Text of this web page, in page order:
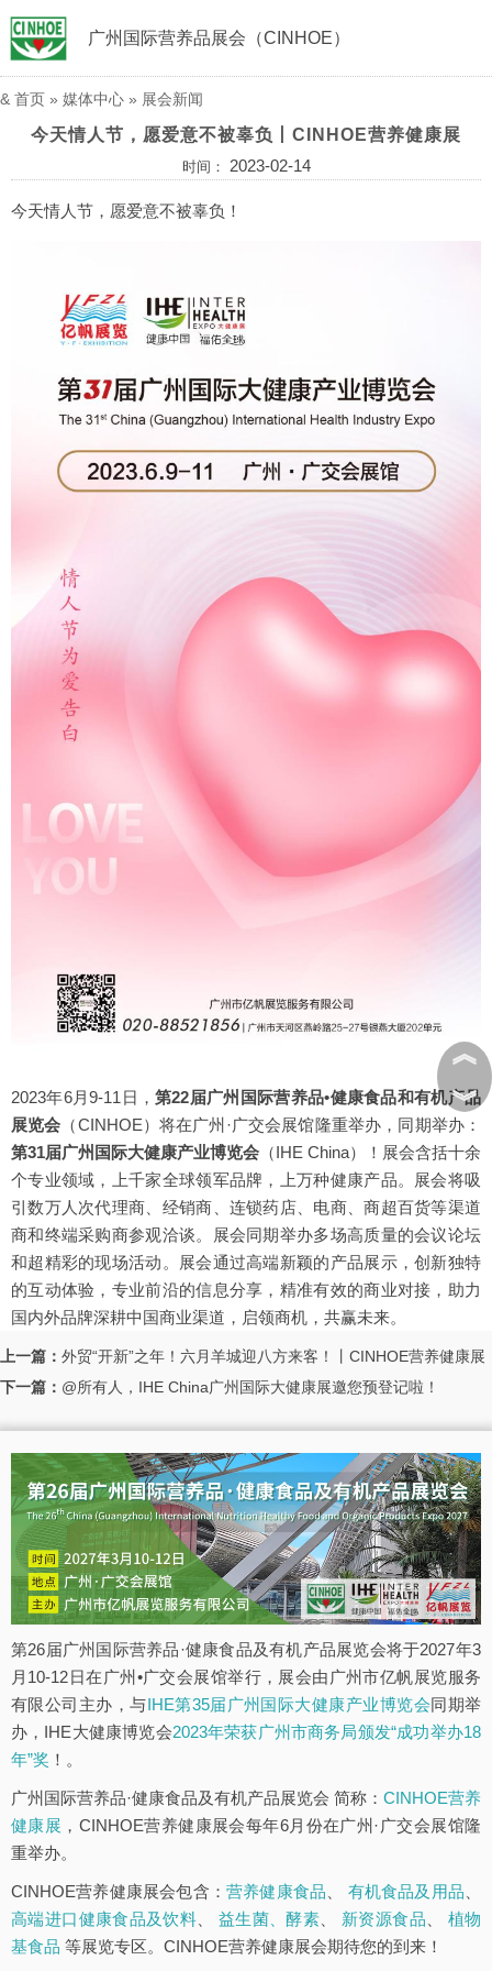
广州国际营养品展会（CINHOE）
& 首页 » 媒体中心 » 展会新闻
今天情人节，愿爱意不被辜负丨CINHOE营养健康展
时间： 2023-02-14
今天情人节，愿爱意不被辜负！
2023年6月9-11日，第22届广州国际营养品•健康食品和有机产品
展览会 （CINHOE） 将在广州·广交会展馆隆重举办，同期举办：
第31届广州国际大健康产业博览会 （IHE China）
！展会含括十余
个专业领域，上千家全球领军品牌，上万种健康产品。展会将吸
引数万人次代理商、经销商、连锁药店、电商、商超百货等渠道
商和终端采购商参观洽谈。展会同期举办多场高质量的会议论坛
和超精彩的现场活动。展会通过高端新颖的产品展示，创新独特
的互动体验，专业前沿的信息分享，精准有效的商业对接，助力
国内外品牌深耕中国商业渠道，启领商机，共赢未来。
上一篇： 外贸“开新”之年！六月羊城迎八方来客！丨CINHOE营养健康展
下一篇： @所有人，IHE China广州国际大健康展邀您预登记啦！
第26届广州国际营养品·健康食品及有机产品展览会将于2027年3
月10-12日在广州•广交会展馆举行，展会由广州市亿帆展览服务
有限公司主办，与IHE第35届广州国际大健康产业博览会同期举
办，IHE大健康博览会2023年荣获广州市商务局颁发“成功举办18
年”奖 ！。
广州国际营养品·健康食品及有机产品展览会 简称： CINHOE营养
健康展 ，CINHOE营养健康展会每年6月份在广州·广交会展馆隆
重举办。
CINHOE营养健康展会包含： 营养健康食品 有机食品及用品
高端进口健康食品及饮料
益生菌、酵素 新资源食品
植物
基食品 等展览专区。CINHOE营养健康展会期待您的到来！
︽
︾